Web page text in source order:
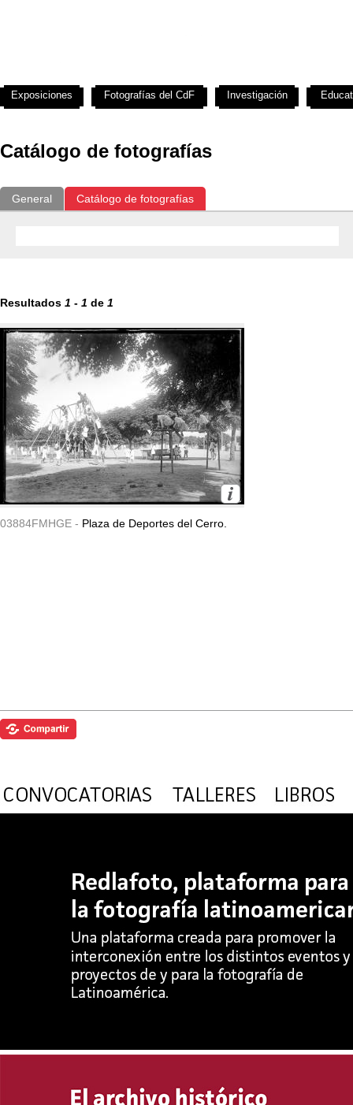
Catálogo de fotografías
General Catálogo de fotografías
Resultados 1 - 1 de 1
03884FMHGE - Plaza de Deportes del Cerro.
Exposiciones Fotografías del CdF Investigación